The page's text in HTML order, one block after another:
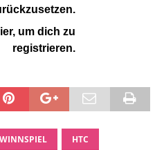
um dich zu
registrieren.
HTC